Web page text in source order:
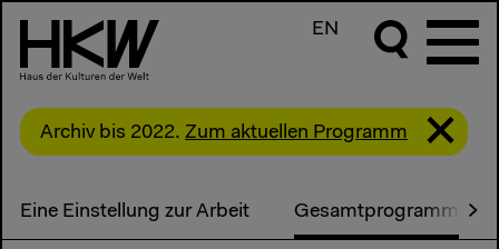
EN
Archiv bis 2022. Zum aktuellen Programm
Eine Einstellung zur Arbeit Gesamtprogramm